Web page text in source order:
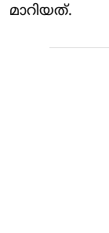
മാറിയത്.